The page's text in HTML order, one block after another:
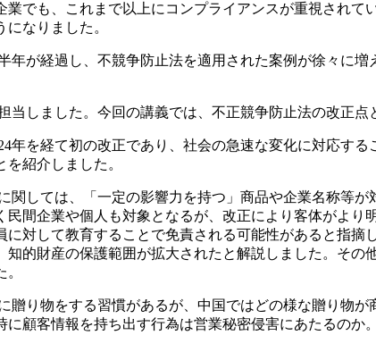
でも、これまで以上にコンプライアンスが重視され
なりました。
年が経過し、不競争防止法を適用された案例が徐々に
しました。今回の講義では、不正競争防止法の改正点
年を経て初の改正であり、社会の急速な変化に対応す
紹介しました。
関しては、「一定の影響力を持つ」商品や企業名称等
間企業や個人も対象となるが、改正により客体がよ
対して教育することで免責される可能性があると指
的財産の保護範囲が拡大されたと解説しました。そ
贈り物をする習慣があるが、中国ではどの様な贈り物
顧客情報を持ち出す行為は営業秘密侵害にあたるの